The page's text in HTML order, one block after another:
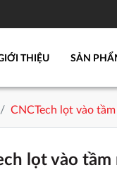
THIỆU SẢN
CNCTech lọt vào
lọt vào